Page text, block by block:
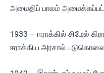
அமைதிப் பாலம்
1933 – ஈராக்கில் சிமேல்
ஈராக்கிய அரசால்